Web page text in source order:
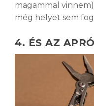
magammal
még helyet sem
4. ÉS AZ